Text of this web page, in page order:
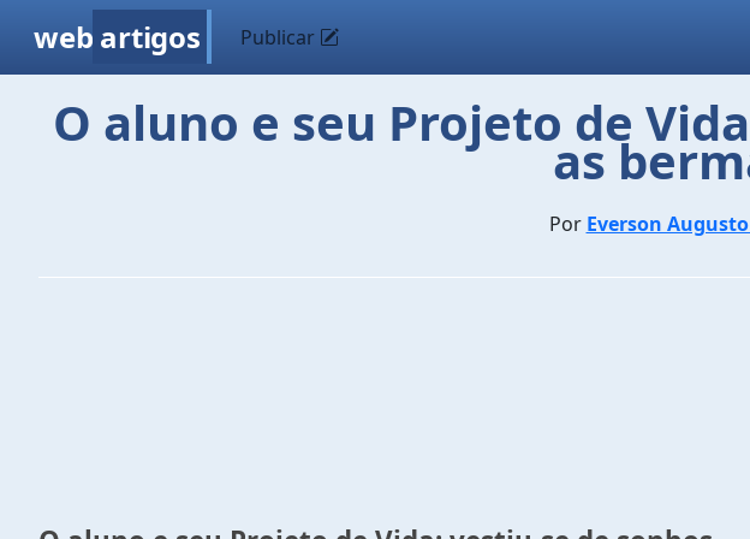
web artigos Publicar
O aluno e seu Projeto de
as
Por Everson